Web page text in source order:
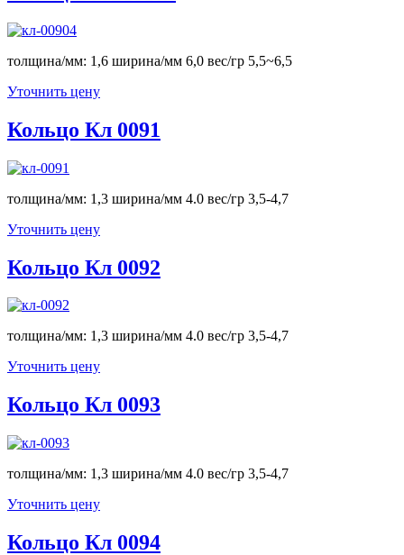
толщина/мм: 1,6 ширина/мм 6,0 вес/гр 5,5~6,5
Уточнить цену
Кольцо Кл 0091
толщина/мм: 1,3 ширина/мм 4.0 вес/гр 3,5-4,7
Уточнить цену
Кольцо Кл 0092
толщина/мм: 1,3 ширина/мм 4.0 вес/гр 3,5-4,7
Уточнить цену
Кольцо Кл 0093
толщина/мм: 1,3 ширина/мм 4.0 вес/гр 3,5-4,7
Уточнить цену
Кольцо Кл 0094